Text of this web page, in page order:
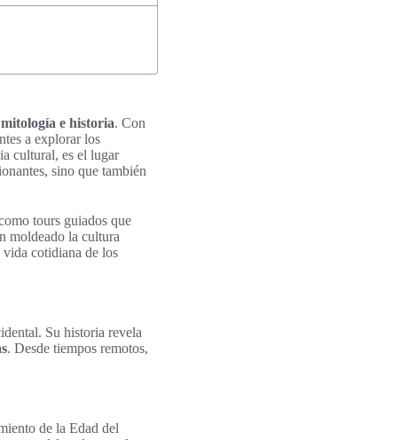
mitología e historia. Con
a explorar los
cultural, es el lugar
sino que también
tours guiados que
moldeado la cultura
vida cotidiana de los
Su historia revela
. Desde tiempos remotos,
de la Edad del